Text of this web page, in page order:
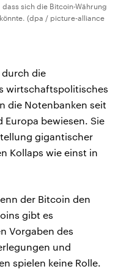
sich die Bitcoin-Währung
(dpa / picture-alliance
durch die
wirtschaftspolitisches
die Notenbanken seit
Europa bewiesen. Sie
gigantischer
Kollaps wie einst in
der Bitcoin den
gibt es
Vorgaben des
und
spielen keine Rolle.